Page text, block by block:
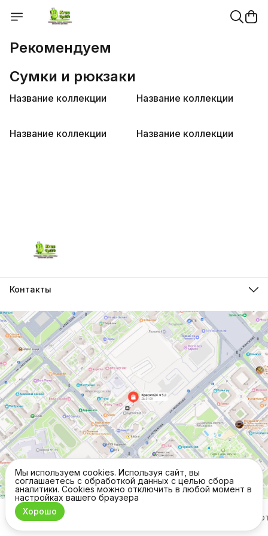
Рекомендуем
Сумки и рюкзаки
Название коллекции Название коллекции
Название коллекции Название коллекции
Контакты
г.Красноярск, ул. Молокова д.28
Телефон
8 (962) 843-44-43
Режим работы
Пн-Вс, 10:00 - 21:00
Эл. почта
krasopt24@inbox.ru
ⓒ CommoОплата
Мы используем cookies. Используя сайт, вы
соглашаетесь с обработкой данных с целью сбора
аналитики. Cookies можно отключить в любой момент в
настройках вашего браузера
Хорошо